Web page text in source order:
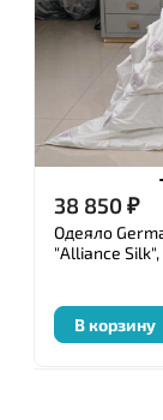
38 850₽
Одеяло
"Alliance
В корзину